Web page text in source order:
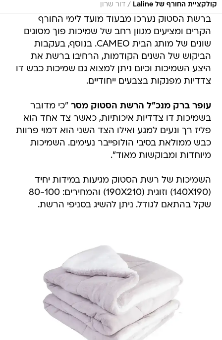
קולקציית החורף של Laline / דור שרון
ברשת הסטוק נערכו מבעוד מועד לימי החורף
הקרים ומציעים מגוון רחב של שמיכות פוך מסוגים
שונים של מותג הבית CAMEO. בנוסף, בעקבות
הביקוש של השנים הקודמות, הרחיבו ברשת את
היצע השמיכות וכיום ניתן למצוא גם שמיכות כבש דו
צדדיות מפנקות בצבעים ייחודיים.
עופר ברק מנכ"ל הרשת הסטוק מסר "כי מדובר
בשמיכות דו צדדיות איכותיות, כאשר צד אחד הוא
פליז רך ונעים למגע ואילו הצד השני הוא דמוי פרוות
כבש ממולאת בסיבי הולופייבר נעימים. השמיכות
מיוחדות ומבוקשות מאוד".
השמיכות של רשת הסטוק מגיעות במידות יחיד
(140X190) וזוגית (190X210) והמחירים: 80-100
שקל בהתאם לגודל. ניתן להשיג בסניפי הרשת.